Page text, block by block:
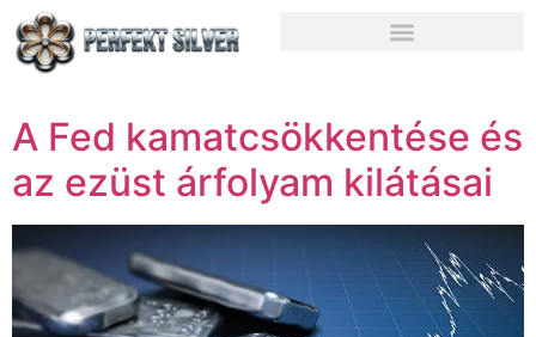
A Fed kamatcsökkentése és
az ezüst árfolyam kilátásai